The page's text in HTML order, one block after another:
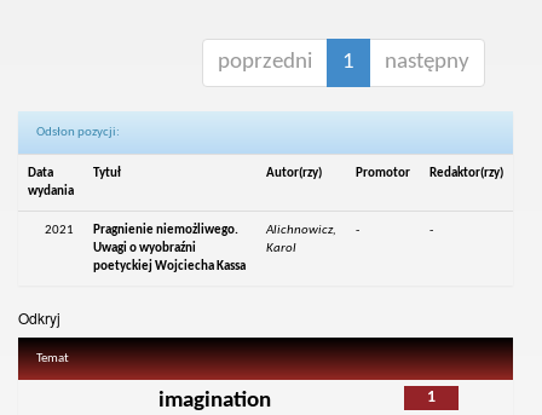
poprzedni 1 następny
Odsłon pozycji:
Data
wydania
Tytuł Autor(rzy) Promotor Redaktor(rzy)
2021
Pragnienie niemożliwego.
Uwagi o wyobraźni
poetyckiej Wojciecha Kassa
Alichnowicz,
Karol
- -
Odkryj
Temat
1
imagination